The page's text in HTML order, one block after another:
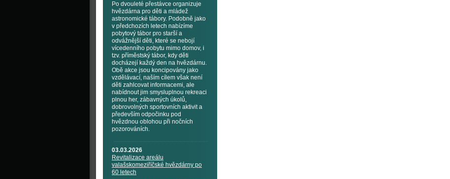
Po dvouleté přestávce organizuje
hvězdárna pro děti a mládež
astronomické tábory. Podobně jako
v předchozích letech nabízíme
pobytový tábor pro starší a
odvážnější děti, které se nebojí
vícedenního pobytu mimo domov, i
tzv. příměstský tábor, kdy děti
docházejí každý den na hvězdárnu.
Obě akce jsou koncipovány jako
vzdělávací, naším cílem však není
děti zahlcovat informacemi, ale
nabídnout jim smysluplnou rekreaci
plnou her, zábavných úkolů,
dobrovolných sportovních aktivit a
především odpočinku pod
hvězdnou oblohou při nočních
pozorováních.
03.03.2026
Revitalizace areálu
valašskomeziříčské hvězdárny po
60 letech